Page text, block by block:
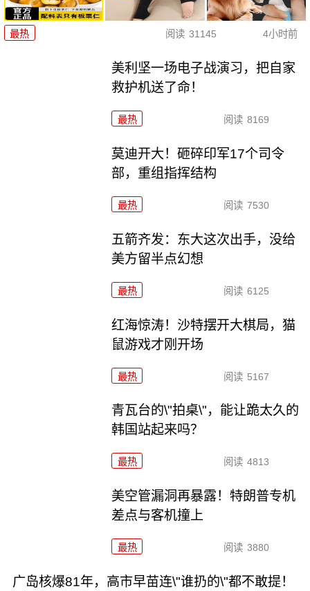
最热 阅读 31145 4小时前
美利坚一场电子战演习，把自家
救护机送了命！
最热 阅读 8169
莫迪开大！砸碎印军17个司令
部，重组指挥结构
最热 阅读 7530
五箭齐发：东大这次出手，没给
美方留半点幻想
最热 阅读 6125
红海惊涛！沙特摆开大棋局，猫
鼠游戏才刚开场
最热 阅读 5167
青瓦台的\"拍桌\"，能让跪太久的
韩国站起来吗？
最热 阅读 4813
美空管漏洞再暴露！特朗普专机
差点与客机撞上
最热 阅读 3880
广岛核爆81年，高市早苗连\"谁扔的\"都不敢提！